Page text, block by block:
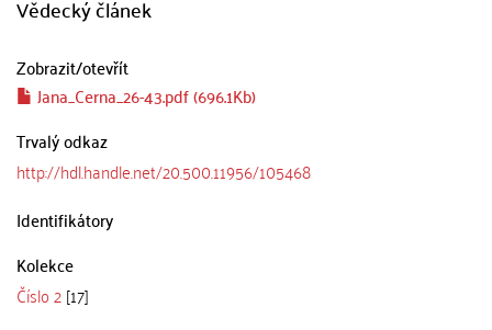
Vědecký článek
Zobrazit/otevřít
Jana_Cerna_26-43.pdf (696.1Kb)
Trvalý odkaz
http://hdl.handle.net/20.500.11956/105468
Identifikátory
Kolekce
Číslo 2[17]